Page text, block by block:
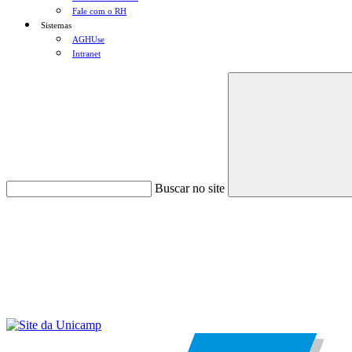
Fale com o RH
Sistemas
AGHUse
Intranet
Buscar no site